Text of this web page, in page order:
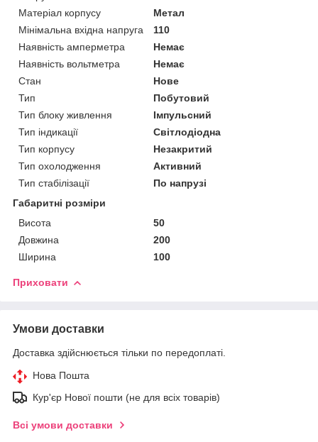
Матеріал корпусу
Метал
Мінімальна вхідна напруга
110
Наявність амперметра
Немає
Наявність вольтметра
Немає
Стан
Нове
Тип
Побутовий
Тип блоку живлення
Імпульсний
Тип індикації
Світлодіодна
Тип корпусу
Незакритий
Тип охолодження
Активний
Тип стабілізації
По напрузі
Габаритні розміри
Висота
50
Довжина
200
Ширина
100
Приховати
Умови доставки
Доставка здійснюється тільки по передоплаті.
Нова Пошта
Кур'єр Нової пошти (не для всіх товарів)
Всі умови доставки